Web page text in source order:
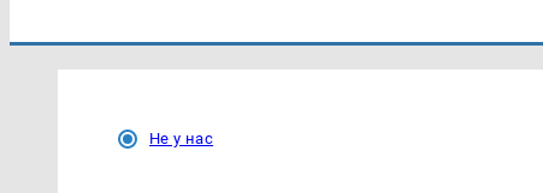
Не у нас